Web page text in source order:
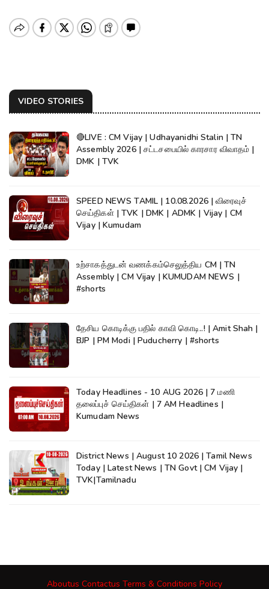
VIDEO STORIES
🔴LIVE : CM Vijay | Udhayanidhi Stalin | TN
Assembly 2026 | சட்டசபையில் காரசார விவாதம் |
DMK | TVK
SPEED NEWS TAMIL | 10.08.2026 | விரைவுச்
செய்திகள் | TVK | DMK | ADMK | Vijay | CM
Vijay | Kumudam
உற்சாகத்துடன் வணக்கம்செலுத்திய CM | TN
Assembly | CM Vijay | KUMUDAM NEWS |
#shorts
தேசிய கொடிக்கு பதில் காவி கொடி..! | Amit Shah |
BJP | PM Modi | Puducherry | #shorts
Today Headlines - 10 AUG 2026 | 7 மணி
தலைப்புச் செய்திகள் | 7 AM Headlines |
Kumudam News
District News | August 10 2026 | Tamil News
Today | Latest News | TN Govt | CM Vijay |
TVK|Tamilnadu
Aboutus Contactus Terms & Conditions Policy